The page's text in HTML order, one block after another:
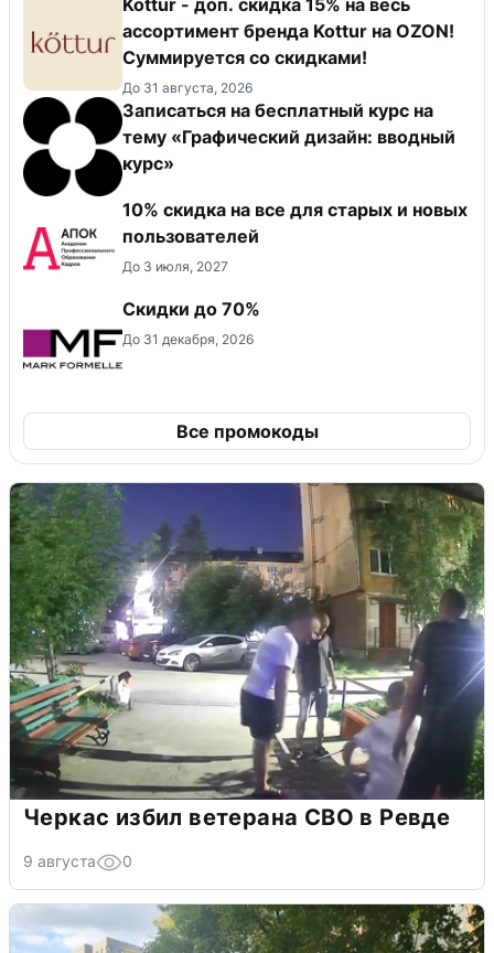
ассортимент бренда Kottur на OZON!
Суммируется со скидками!
До 31 августа, 2026
Записаться на бесплатный курс на
тему «Графический дизайн: вводный
курс»
10% скидка на все для старых и новых
пользователей
До 3 июля, 2027
Скидки до 70%
До 31 декабря, 2026
Все промокоды
Черкас избил ветерана СВО в Ревде
9 августа 0